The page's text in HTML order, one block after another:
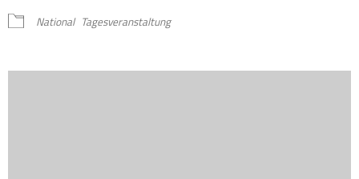
National Tagesveranstaltung